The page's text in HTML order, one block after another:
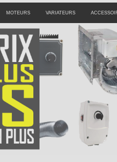
MOTEURS VARIATEURS